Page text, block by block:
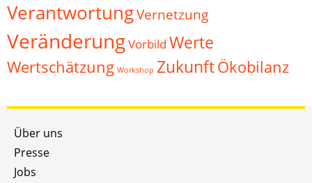
VerantwortungVernetzung
VeränderungVorbild Werte
Wertschätzung Workshop ZukunftÖkobilanz
Über uns
Presse
Jobs